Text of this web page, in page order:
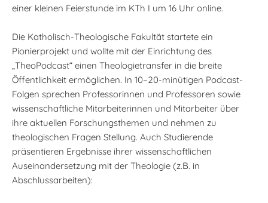
einer kleinen Feierstunde im KTh I um 16 Uhr online.
Die Katholisch-Theologische Fakultät startete ein
Pionierprojekt und wollte mit der Einrichtung des
„TheoPodcast“ einen Theologietransfer in die breite
Öffentlichkeit ermöglichen. In 10–20-minütigen Podcast-
Folgen sprechen Professorinnen und Professoren sowie
wissenschaftliche Mitarbeiterinnen und Mitarbeiter über
ihre aktuellen Forschungsthemen und nehmen zu
theologischen Fragen Stellung. Auch Studierende
präsentieren Ergebnisse ihrer wissenschaftlichen
Auseinandersetzung mit der Theologie (z.B. in
Abschlussarbeiten):